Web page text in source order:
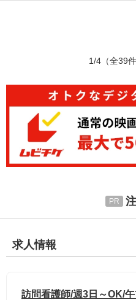
1/4 （全39
求人情報
訪問看護師/週3日～OK/